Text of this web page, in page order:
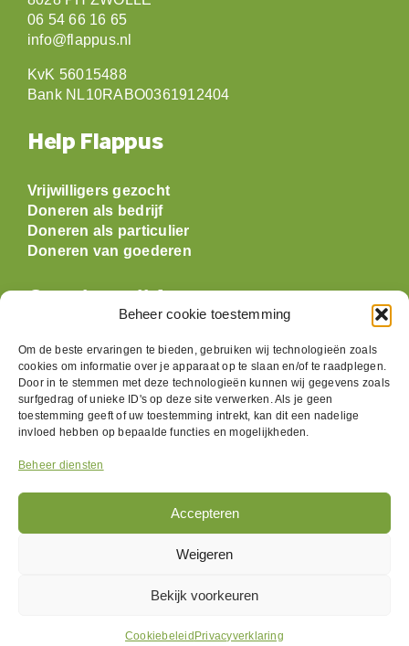
Beheer cookie toestemming
Om de beste ervaringen te bieden, gebruiken wij technologieën zoals
cookies om informatie over je apparaat op te slaan en/of te raadplegen.
Door in te stemmen met deze technologieën kunnen wij gegevens zoals
surfgedrag of unieke ID's op deze site verwerken. Als je geen
toestemming geeft of uw toestemming intrekt, kan dit een nadelige
invloed hebben op bepaalde functies en mogelijkheden.
Beheer diensten
Accepteren
Weigeren
Bekijk voorkeuren
Cookiebeleid Privacyverklaring
06 54 66 16 65
info@flappus.nl
KvK 56015488
Bank NL10RABO0361912404
Help Flappus
Vrijwilligers gezocht
Doneren als bedrijf
Doneren als particulier
Doneren van goederen
Openingstijden
Maandag: gesloten
Dinsdag:09:30 t/m 17:00
Woensdag:09:30 t/m 17:00
Donderdag:09:30 t/m 17:00
Vrijdag:09:30 t/m 17:00
Zondag: gesloten
Volg ons
2026 |Privacyverklaring | by